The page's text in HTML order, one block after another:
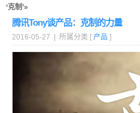
‘克制’»
腾讯Tony谈产品：克制的力量
2016-05-27 | 所属分类 [ 产品 ]